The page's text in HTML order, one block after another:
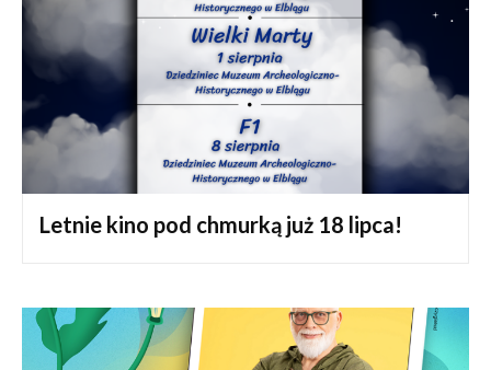
Letnie kino pod chmurką już 18 lipca!